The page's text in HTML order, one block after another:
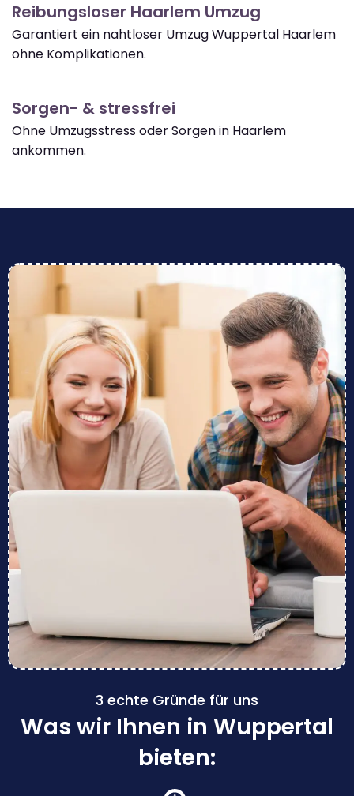
Reibungsloser Haarlem Umzug
Garantiert ein nahtloser Umzug Wuppertal Haarlem
ohne Komplikationen.
Sorgen- & stressfrei
Ohne Umzugsstress oder Sorgen in Haarlem
ankommen.
3 echte Gründe für uns
Was wir Ihnen in Wuppertal
bieten: